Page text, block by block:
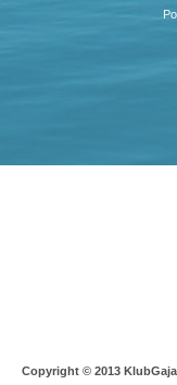
Copyright © 2013